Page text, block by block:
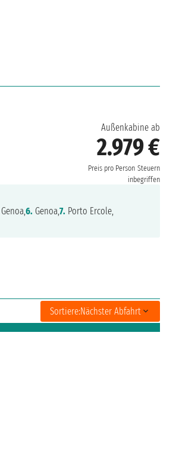
Außenkabine ab
2.979 €
Preis pro Person Steuern
inbegriffen
Genoa,6. Genoa,7. Porto Ercole,
Sortiere:Nächster Abfahrt